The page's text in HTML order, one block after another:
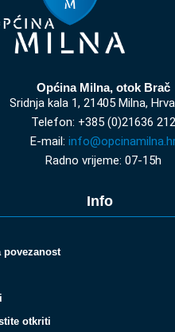
Općina Milna, otok Brač
Sridnja kala 1, 21405 Milna,
Telefon: +385 (0)21636 212
E-mail:
Radno vrijeme: 07-15h
Info
povezanost
otkriti